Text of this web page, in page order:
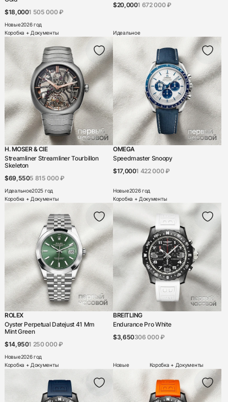
$18,0001 505 000 ₽
Новые2026 год
Коробка + Документы
$20,0001 672 000 ₽
Идеальное
H. MOSER & CIE
Streamliner Streamliner Tourbillon
Skeleton
$69,5505 815 000 ₽
Идеальное2025 год
Коробка + Документы
OMEGA
Speedmaster Snoopy
$17,0001 422 000 ₽
Новые2026 год
Коробка + Документы
ROLEX
Oyster Perpetual Datejust 41 Mm
Mint Green
$14,9501 250 000 ₽
Новые2026 год
Коробка + Документы
BREITLING
Endurance Pro White
$3,650306 000 ₽
Новые Коробка + Документы